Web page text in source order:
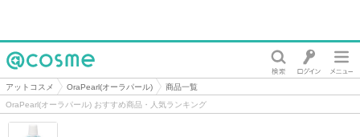
@cosme
アットコスメ OraPearl(オーラパール)
商品一覧
OraPearl(オーラパール) おすすめ商品・人気ランキング